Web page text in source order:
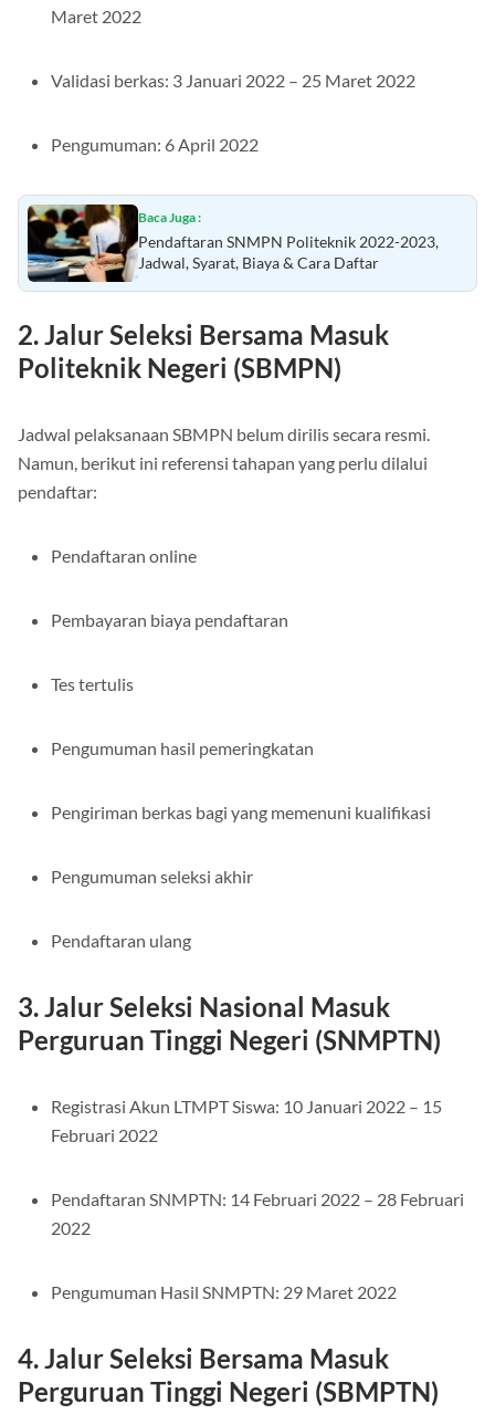
Maret 2022
Validasi berkas: 3 Januari 2022 – 25 Maret 2022
Pengumuman: 6 April 2022
Baca Juga :
Pendaftaran SNMPN Politeknik 2022-2023,
Jadwal, Syarat, Biaya & Cara Daftar
2. Jalur Seleksi Bersama Masuk
Politeknik Negeri (SBMPN)
Jadwal pelaksanaan SBMPN belum dirilis secara resmi.
Namun, berikut ini referensi tahapan yang perlu dilalui
pendaftar:
Pendaftaran online
Pembayaran biaya pendaftaran
Tes tertulis
Pengumuman hasil pemeringkatan
Pengiriman berkas bagi yang memenuni kualifikasi
Pengumuman seleksi akhir
Pendaftaran ulang
3. Jalur Seleksi Nasional Masuk
Perguruan Tinggi Negeri (SNMPTN)
Registrasi Akun LTMPT Siswa: 10 Januari 2022 – 15
Februari 2022
Pendaftaran SNMPTN: 14 Februari 2022 – 28 Februari
2022
Pengumuman Hasil SNMPTN: 29 Maret 2022
4. Jalur Seleksi Bersama Masuk
Perguruan Tinggi Negeri (SBMPTN)